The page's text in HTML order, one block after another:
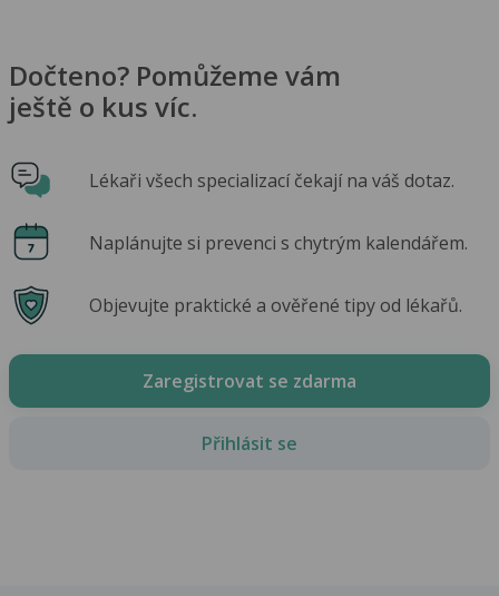
Dočteno? Pomůžeme vám
ještě o kus víc.
Lékaři všech specializací čekají na váš dotaz.
Naplánujte si prevenci s chytrým kalendářem.
Objevujte praktické a ověřené tipy od lékařů.
Zaregistrovat se zdarma
Přihlásit se